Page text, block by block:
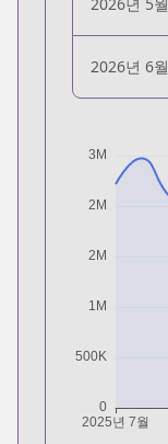
2026년 6월